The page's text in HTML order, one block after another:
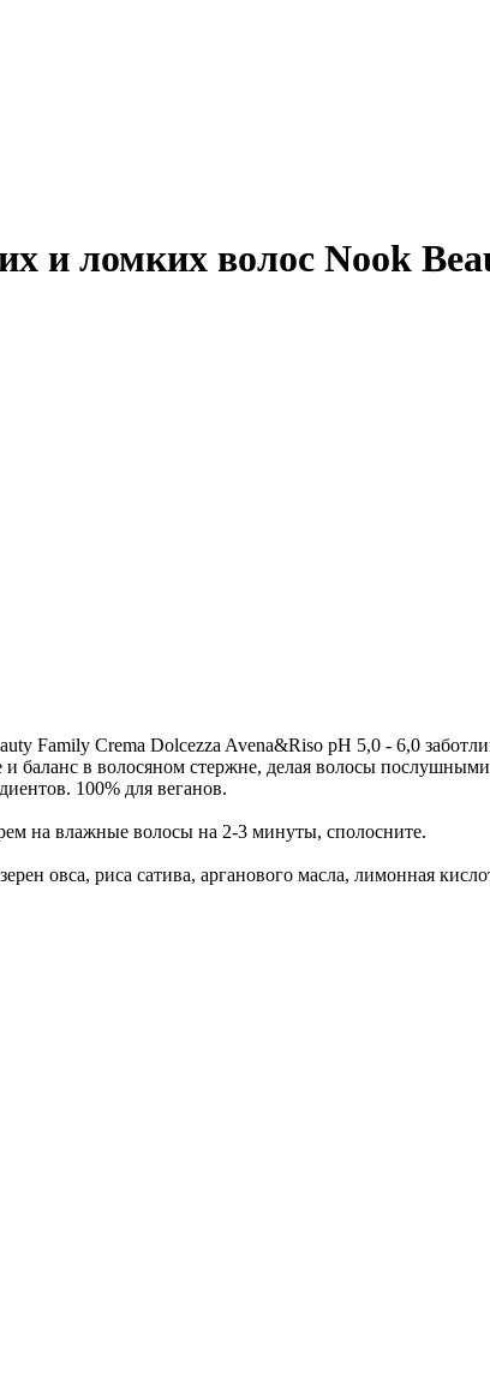
и ломких волос Nook
Family Crema Dolcezza Avena&Riso pH 5,0 - 6,0
баланс в волосяном стержне, делая волосы
100% для веганов.
на влажные волосы на 2-3 минуты, сполосните.
овса, риса сатива, арганового масла, лимонная